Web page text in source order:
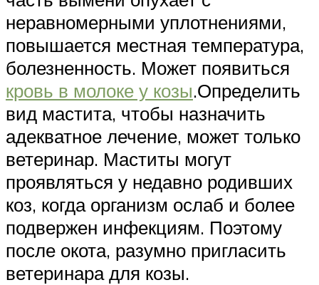
неравномерными уплотнениями,
повышается местная температура,
болезненность. Может появиться
кровь в молоке у козы.Определить
вид мастита, чтобы назначить
адекватное лечение, может только
ветеринар. Маститы могут
проявляться у недавно родивших
коз, когда организм ослаб и более
подвержен инфекциям. Поэтому
после окота, разумно пригласить
ветеринара для козы.